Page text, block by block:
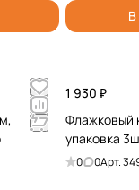
В
1 930 ₽
Флажковый
упаковка
0 0Арт.